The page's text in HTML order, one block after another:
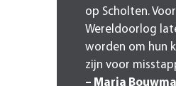
op Scholten.
Wereldoorlog
worden om hun
zijn voor
– Maria